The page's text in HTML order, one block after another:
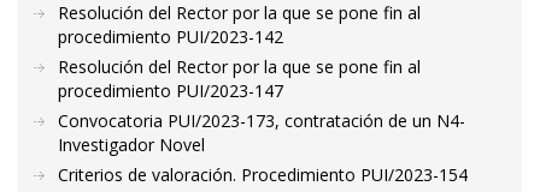
Resolución del Rector por la que se pone fin al
procedimiento PUI/2023-142
Resolución del Rector por la que se pone fin al
procedimiento PUI/2023-147
Convocatoria PUI/2023-173, contratación de un N4-
Investigador Novel
Criterios de valoración. Procedimiento PUI/2023-154